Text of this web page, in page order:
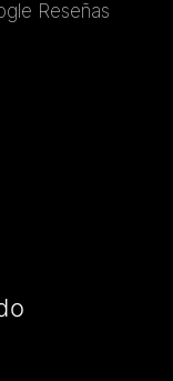
Reseñas